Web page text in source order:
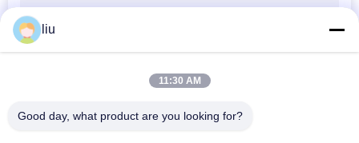
machine d'extrusion
de câble
liu
11:30 AM
Good day, what product are you looking for?